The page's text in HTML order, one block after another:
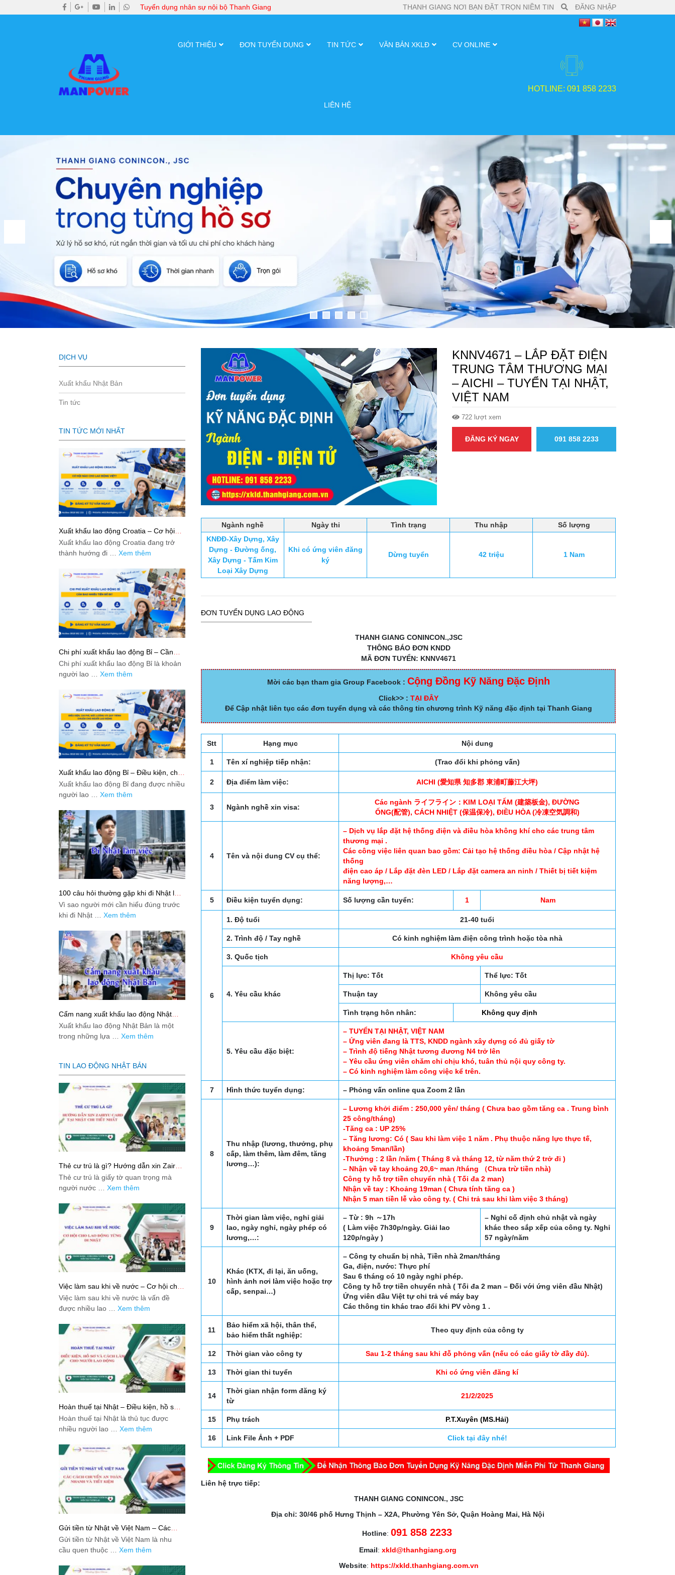
Tuyển dụng nhân sự nội bộ Thanh Giang THANH GIANG NƠI BẠN ĐẶT TRỌN NIỀM TIN ĐĂNG NHẬP
GIỚI THIỆU ĐƠN TUYỂN DỤNG TIN TỨC VĂN BẢN XKLĐ CV ONLINE
LIÊN HỆ
HOTLINE: 091 858 2233
KNNV4671 – LẮP ĐẶT ĐIỆN
TRUNG TÂM THƯƠNG MẠI
– AICHI – TUYỂN TẠI NHẬT,
VIỆT NAM
722 lượt xem
ĐĂNG KÝ NGAY 091 858 2233
Ngành nghề Ngày thi Tình trạng Thu nhập
Số lượng
KNĐĐ-Xây Dựng, Xây
Dựng - Đường ống,
Xây Dựng - Tấm Kim
Loại Xây Dựng
Khi có ứng viên đăng
ký
Dừng tuyển 42 triệu 1 Nam
ĐƠN TUYỂN DỤNG LAO ĐỘNG
THANH GIANG CONINCON.,JSC
THÔNG BÁO ĐƠN KNDD
MÃ ĐƠN TUYỂN: KNNV4671
Mời các bạn tham gia Group Facebook : Cộng Đồng Kỹ Năng Đặc Định
Click>> : TẠI ĐÂY
Để Cập nhật liên tục các đơn tuyển dụng và các thông tin chương trình Kỹ năng đặc định tại Thanh Giang
Stt Hạng mục Nội dung
1 Tên xí nghiệp tiếp nhận: (Trao đổi khi phỏng vấn)
2 Địa điểm làm việc: AICHI (愛知県 知多郡 東浦町藤江大坪)
3 Ngành nghề xin visa:
Các ngành ライフライン：KIM LOẠI TẤM (建築板金), ĐƯỜNG
ỐNG(配管), CÁCH NHIỆT (保温保冷), ĐIỀU HÒA (冷凍空気調和)
4 Tên và nội dung CV cụ thể:
– Dịch vụ lắp đặt hệ thống điện và điều hòa không khí cho các trung tâm
thương mại .
Các công việc liên quan bao gồm: Cải tạo hệ thống điều hòa / Cập nhật hệ
thống
điện cao áp / Lắp đặt đèn LED / Lắp đặt camera an ninh / Thiết bị tiết kiệm
năng lượng,…
5 Điều kiện tuyển dụng: Số lượng cần tuyển: 1 Nam
6
1. Độ tuổi 21-40 tuổi
2. Trình độ / Tay nghề Có kinh nghiệm làm điện công trình hoặc tòa nhà
3. Quốc tịch Không yêu cầu
4. Yêu cầu khác
Thị lực: Tốt Thể lực: Tốt
Thuận tay Không yêu cầu
Tình trạng hôn nhân: Không quy định
5. Yêu cầu đặc biệt:
– TUYỂN TẠI NHẬT, VIỆT NAM
– Ứng viên đang là TTS, KNDD ngành xây dựng có đủ giấy tờ
– Trình độ tiếng Nhật tương đương N4 trở lên
– Yêu cầu ứng viên chăm chỉ chịu khó, tuân thủ nội quy công ty.
– Có kinh nghiệm làm công việc kể trên.
7 Hình thức tuyển dụng: – Phỏng vấn online qua Zoom 2 lần
8
Thu nhập (lương, thưởng, phụ
cấp, làm thêm, làm đêm, tăng
lương…):
– Lương khởi điểm : 250,000 yên/ tháng ( Chưa bao gồm tăng ca . Trung bình
25 công/tháng)
-Tăng ca : UP 25%
– Tăng lương: Có ( Sau khi làm việc 1 năm . Phụ thuộc năng lực thực tế,
khoảng 5man/lần)
-Thưởng : 2 lần /năm ( Tháng 8 và tháng 12, từ năm thứ 2 trở đi )
– Nhận về tay khoảng 20,6~ man /tháng （Chưa trừ tiền nhà)
Công ty hỗ trợ tiền chuyển nhà ( Tối đa 2 man)
Nhận về tay : Khoảng 19man ( Chưa tính tăng ca )
Nhận 5 man tiền lễ vào công ty. ( Chi trả sau khi làm việc 3 tháng)
9
Thời gian làm việc, nghỉ giải
lao, ngày nghỉ, ngày phép có
lương,…:
– Từ : 9h ～17h
( Làm việc 7h30p/ngày. Giải lao
120p/ngày )
– Nghỉ cố định chủ nhật và ngày
khác theo sắp xếp của công ty. Nghỉ
57 ngày/năm
10
Khác (KTX, đi lại, ăn uống,
hình ảnh nơi làm việc hoặc trợ
cấp, senpai…)
– Công ty chuẩn bị nhà, Tiền nhà 2man/tháng
Ga, điện, nước: Thực phí
Sau 6 tháng có 10 ngày nghỉ phép.
Công ty hỗ trợ tiền chuyển nhà ( Tối đa 2 man – Đối với ứng viên đầu Nhật)
Ứng viên dầu Việt tự chi trả vé máy bay
Các thông tin khác trao đổi khi PV vòng 1 .
11
Bảo hiểm xã hội, thân thể,
bảo hiểm thất nghiệp:
Theo quy định của công ty
12 Thời gian vào công ty Sau 1-2 tháng sau khi đỗ phỏng vấn (nếu có các giấy tờ đầy đủ).
13 Thời gian thi tuyển Khi có ứng viên đăng kí
14
Thời gian nhận form đăng ký
từ
21/2/2025
15 Phụ trách P.T.Xuyên (MS.Hải)
16 Link File Ảnh + PDF Click tại đây nhé!
Liên hệ trực tiếp:
THANH GIANG CONINCON., JSC
Địa chỉ: 30/46 phố Hưng Thịnh – X2A, Phường Yên Sở, Quận Hoàng Mai, Hà Nội
Hotline:091 858 2233
Email: xkld@thanhgiang.org
Website: https://xkld.thanhgiang.com.vn
DỊCH VỤ
Xuất khẩu Nhật Bản
Tin tức
TIN TỨC MỚI NHẤT
Xuất khẩu lao động Croatia – Cơ hội
nào cho lao động Việt?
Xuất khẩu lao động Croatia đang trở
thành hướng đi … Xem thêm
Chi phí xuất khẩu lao động Bỉ – Cần
bao nhiêu tiền để đi?
Chi phí xuất khẩu lao động Bỉ là khoản
người lao … Xem thêm
Xuất khẩu lao động Bỉ – Điều kiện, chi
phí, mức lương và quy trình chuẩn cho
người lao động
Xuất khẩu lao động Bỉ đang được nhiều
người lao … Xem thêm
100 câu hỏi thường gặp khi đi Nhật làm
việc: Giải đáp thật dễ hiểu cho người
mới bắt đầu
Vì sao người mới cần hiểu đúng trước
khi đi Nhật … Xem thêm
Cẩm nang xuất khẩu lao động Nhật
Bản từ A-Z
Xuất khẩu lao động Nhật Bản là một
trong những lựa … Xem thêm
TIN LAO ĐỘNG NHẬT BẢN
Thẻ cư trú là gì? Hướng dẫn xin Zairyu
Card tại Nhật chi tiết nhất
Thẻ cư trú là giấy tờ quan trọng mà
người nước … Xem thêm
Việc làm sau khi về nước – Cơ hội cho
lao động từng đi Nhật
Việc làm sau khi về nước là vấn đề
được nhiều lao … Xem thêm
Hoàn thuế tại Nhật – Điều kiện, hồ sơ
và cách làm cho người lao động
Hoàn thuế tại Nhật là thủ tục được
nhiều người lao … Xem thêm
Gửi tiền từ Nhật về Việt Nam – Các
cách chuyển an toàn, nhanh và tiết
kiệm
Gửi tiền từ Nhật về Việt Nam là nhu
cầu quen thuộc … Xem thêm